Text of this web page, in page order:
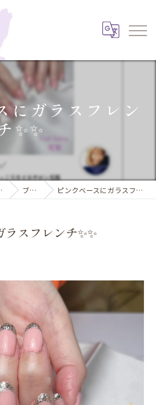
にガラスフレン
✨️✨️
花梨 ブログ ピンクベースにガラスフレンチ✨️✨️
スフレンチ✨️✨️